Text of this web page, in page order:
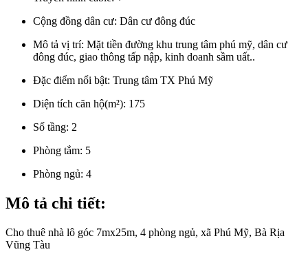
Cộng đồng dân cư: Dân cư đông đúc
Mô tả vị trí: Mặt tiền đường khu trung tâm phú mỹ, dân cư
đông đúc, giao thông tấp nập, kinh doanh sầm uất..
Đặc điểm nổi bật: Trung tâm TX Phú Mỹ
Diện tích căn hộ(m²): 175
Số tầng: 2
Phòng tắm: 5
Phòng ngủ: 4
Mô tả chi tiết:
Cho thuê nhà lô góc 7mx25m, 4 phòng ngủ, xã Phú Mỹ, Bà Rịa
Vũng Tàu